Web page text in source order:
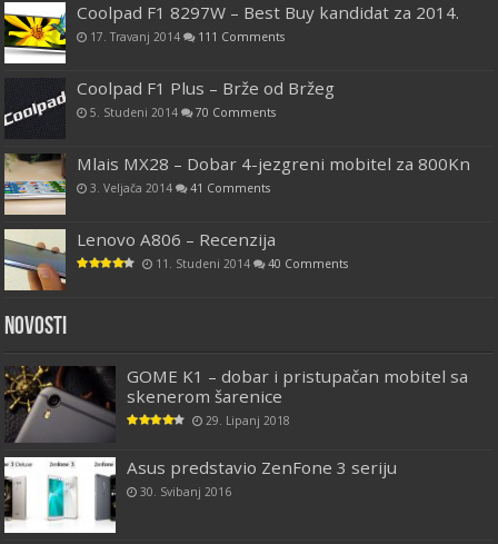
Coolpad F1 8297W – Best Buy kandidat za 2014.
17. Travanj 2014 111 Comments
Coolpad F1 Plus – Brže od Bržeg
5. Studeni 2014 70 Comments
Mlais MX28 – Dobar 4-jezgreni mobitel za 800Kn
3. Veljača 2014 41 Comments
Lenovo A806 – Recenzija
11. Studeni 2014 40 Comments
Novosti
GOME K1 – dobar i pristupačan mobitel sa
skenerom šarenice
29. Lipanj 2018
Asus predstavio ZenFone 3 seriju
30. Svibanj 2016